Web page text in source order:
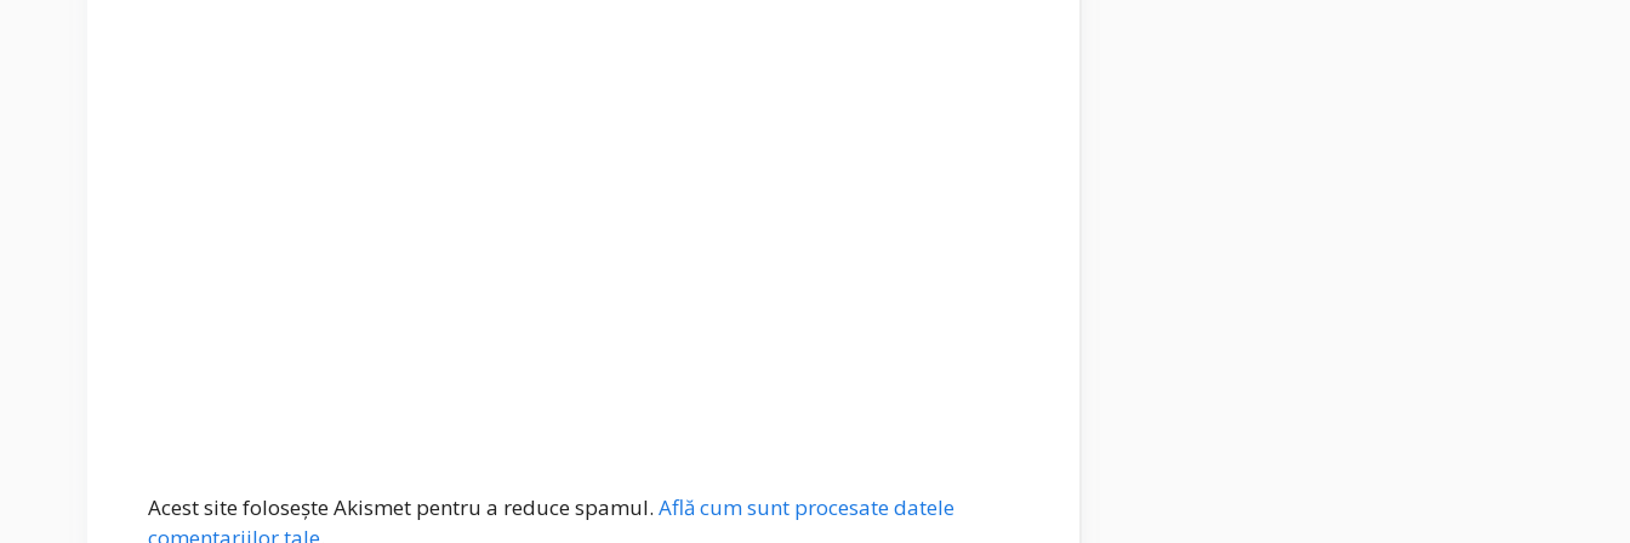
Acest site folosește Akismet pentru a reduce spamul. Află cum sunt procesate datele
comentariilor tale